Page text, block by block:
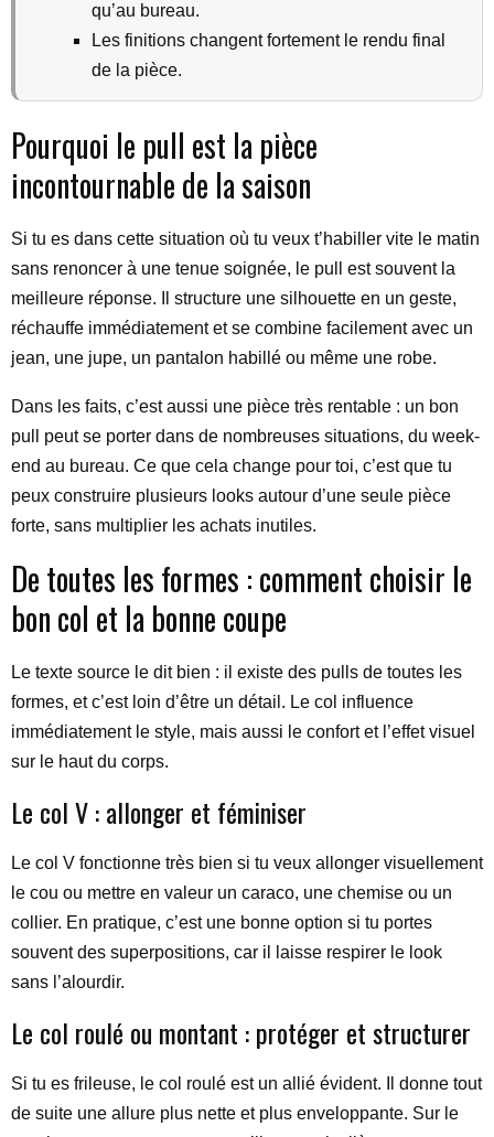
qu’au bureau.
Les finitions changent fortement le rendu final
de la pièce.
Pourquoi le pull est la pièce
incontournable de la saison
Si tu es dans cette situation où tu veux t’habiller vite le matin
sans renoncer à une tenue soignée, le pull est souvent la
meilleure réponse. Il structure une silhouette en un geste,
réchauffe immédiatement et se combine facilement avec un
jean, une jupe, un pantalon habillé ou même une robe.
Dans les faits, c’est aussi une pièce très rentable : un bon
pull peut se porter dans de nombreuses situations, du week-
end au bureau. Ce que cela change pour toi, c’est que tu
peux construire plusieurs looks autour d’une seule pièce
forte, sans multiplier les achats inutiles.
De toutes les formes : comment choisir le
bon col et la bonne coupe
Le texte source le dit bien : il existe des pulls de toutes les
formes, et c’est loin d’être un détail. Le col influence
immédiatement le style, mais aussi le confort et l’effet visuel
sur le haut du corps.
Le col V : allonger et féminiser
Le col V fonctionne très bien si tu veux allonger visuellement
le cou ou mettre en valeur un caraco, une chemise ou un
collier. En pratique, c’est une bonne option si tu portes
souvent des superpositions, car il laisse respirer le look
sans l’alourdir.
Le col roulé ou montant : protéger et structurer
Si tu es frileuse, le col roulé est un allié évident. Il donne tout
de suite une allure plus nette et plus enveloppante. Sur le